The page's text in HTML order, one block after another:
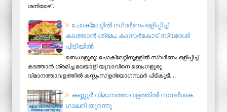
ശനിയാഴ്...
ചോക്ലേറ്റിൽ സ്വർണം ഒളിപ്പിച്ച്
കടത്താൻ ശ്രമം; കാസർകോട് സ്വദേശി
പിടിയില്‍
ബെംഗളൂരു: ചോക്ലേറ്റിനുള്ളിൽ സ്വർണം ഒളിപ്പിച്ച്
കടത്താൻ ശ്രമിച്ച മലയാളി യുവാവിനെ ബെംഗളൂരു
വിമാനത്താവളത്തിൽ കസ്റ്റംസ് ഉദ്യോഗസ്ഥർ പിടികൂടി....
ക​ണ്ണൂ​ർ വി​മാ​ന​ത്താ​വ​ള​ത്തി​ൽ സ​ന്ദ​ർ​ശ​ക
ഗാ​ല​റി തു​റ​ന്നു